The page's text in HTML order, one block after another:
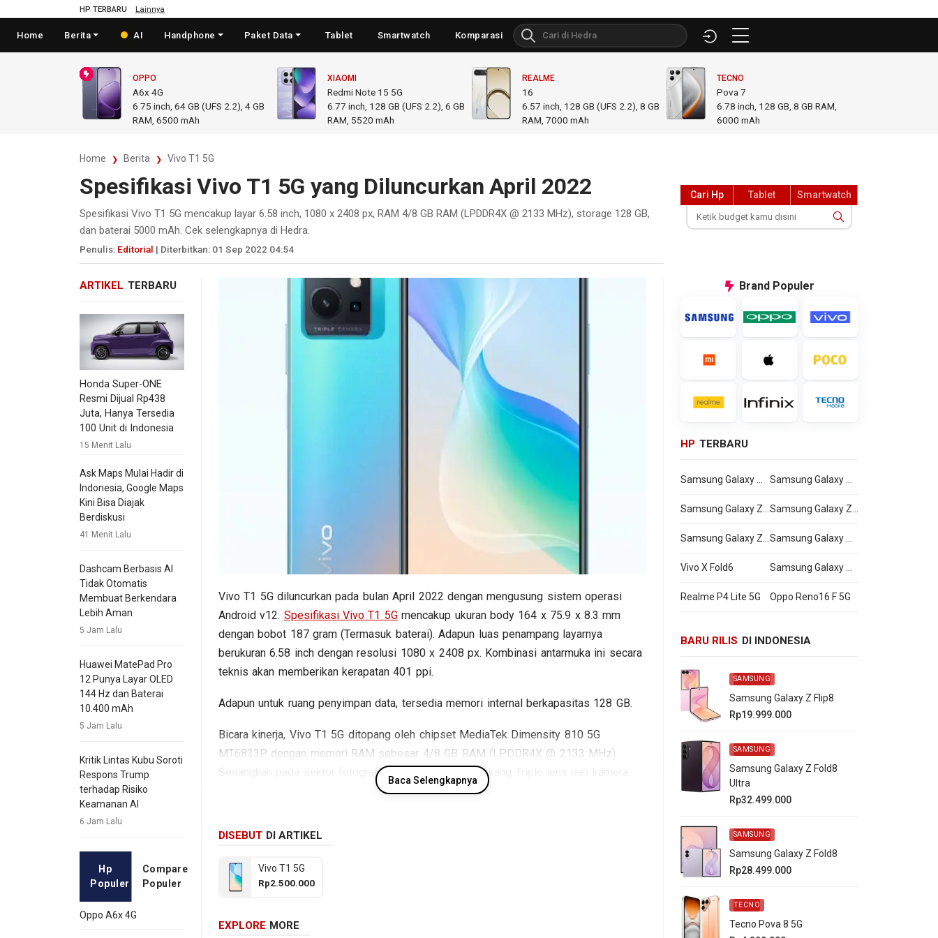
HP TERBARU Lainnya
Home Berita AI Handphone Paket Data Tablet Smartwatch Komparasi
OPPO
A6x 4G
6.75 inch, 64 GB (UFS 2.2), 4 GB
RAM 6500 mAh
XIAOMI
Redmi Note 15 5G
6.77 inch, 128 GB (UFS 2.2), 6 GB
RAM 5520 mAh
REALME
16
6.57 inch, 128 GB (UFS 2.2), 8 GB
RAM 7000 mAh
TECNO
Pova 7
6.78 inch, 128 GB, 8 GB RAM
6000 mAh
Home Berita Vivo T1 5G
Spesifikasi Vivo T1 5G yang Diluncurkan April 2022
Spesifikasi Vivo T1 5G mencakup layar 6.58 inch, 1080 x 2408 px, RAM 4/8 GB RAM (LPDDR4X @ 2133 MHz), storage 128 GB,
dan baterai 5000 mAh. Cek selengkapnya di Hedra.
Penulis: Editorial | Diterbitkan: 01 Sep 2022 04:54
Cari Hp Tablet Smartwatch
ARTIKEL TERBARU
Honda Super-ONE
Resmi Dijual Rp438
Juta, Hanya Tersedia
100 Unit di Indonesia
15 Menit Lalu
Ask Maps Mulai Hadir di
Indonesia, Google Maps
Kini Bisa Diajak
Berdiskusi
41 Menit Lalu
Dashcam Berbasis AI
Tidak Otomatis
Membuat Berkendara
Lebih Aman
5 Jam Lalu
Huawei MatePad Pro
12 Punya Layar OLED
144 Hz dan Baterai
10.400 mAh
5 Jam Lalu
Kritik Lintas Kubu Soroti
Respons Trump
terhadap Risiko
Keamanan AI
6 Jam Lalu
Hp
Populer
Compare
Populer
Oppo A6x 4G
Vivo T1 5G diluncurkan pada bulan April 2022 dengan mengusung sistem operasi
Android v12. Spesifikasi Vivo T1 5Gmencakup ukuran body 164 x 75.9 x 8.3 mm
dengan bobot 187 gram (Termasuk baterai). Adapun luas penampang layarnya
berukuran 6.58 inch dengan resolusi 1080 x 2408 px. Kombinasi antarmuka ini secara
teknis akan memberikan kerapatan 401 ppi.
Adapun untuk ruang penyimpan data, tersedia memori internal berkapasitas 128 GB.
Bicara kinerja, Vivo T1 5G ditopang oleh chipset MediaTek Dimensity 810 5G
MT6833P dengan memori RAM sebesar 4/8 GB RAM (LPDDR4X @ 2133 MHz).
Sedangkan pada sektor fotografi tersedia kamera belakang Triple lens dan kamera
depan Single lens, sementara baterainya mengusung Li-Polimer berkapasitas 5000
Baca Selengkapnya
DISEBUT DI ARTIKEL
Vivo T1 5G
Rp2.500.000
EXPLORE MORE
Brand Populer
HP TERBARU
Vivo X Fold6
Realme P4 Lite 5G Oppo Reno16 F 5G
BARU RILIS DI INDONESIA
SAMSUNG
Samsung Galaxy Z Flip8
Rp19.999.000
SAMSUNG
Samsung Galaxy Z Fold8
Ultra
Rp32.499.000
SAMSUNG
Samsung Galaxy Z Fold8
Rp28.499.000
TECNO
Tecno Pova 8 5G